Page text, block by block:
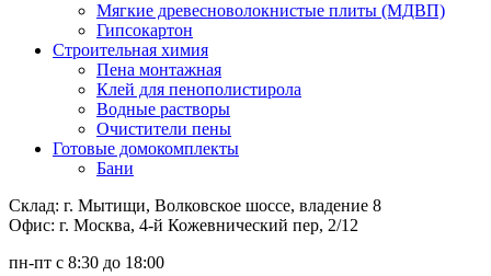
Мягкие древесноволокнистые плиты (МДВП)
Гипсокартон
Строительная химия
Пена монтажная
Клей для пенополистирола
Водные растворы
Очистители пены
Готовые домокомплекты
Бани
Склад: г. Мытищи, Волковское шоссе, владение 8
Офис: г. Москва, 4-й Кожевнический пер, 2/12
пн-пт с 8:30 до 18:00